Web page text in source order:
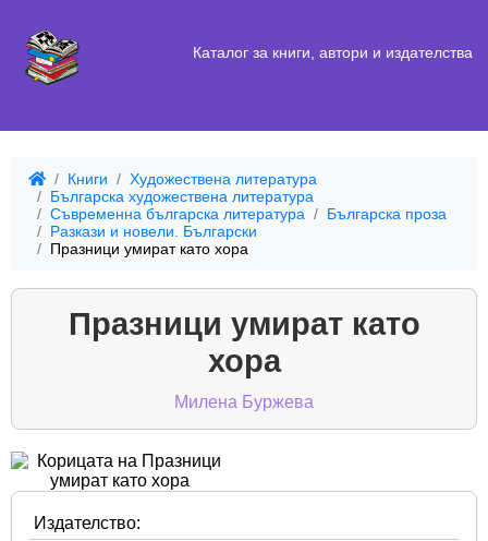
Каталог за книги, автори и издателства
Книги
Художествена литература
Българска художествена литература
Съвременна българска литература
Българска проза
Разкази и новели. Български
Празници умират като хора
Празници умират като
хора
Милена Буржева
Издателство: